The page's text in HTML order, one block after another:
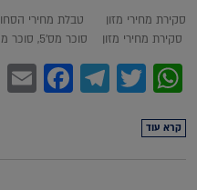
סקירת מחירי מזון טבלת מחירי
סקירת מחירי מזון סוכר מס'5, סוכר מס' 11, קקאו,
WhatsApp
Twitter
קרא עוד